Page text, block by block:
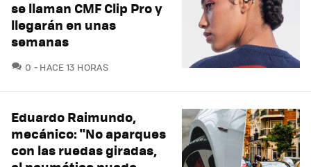
se llaman CMF Clip Pro y
llegarán en unas
semanas
0 COMENTARIOS
HACE 13 HORAS
Eduardo Raimundo,
mecánico: "No aparques
con las ruedas giradas,